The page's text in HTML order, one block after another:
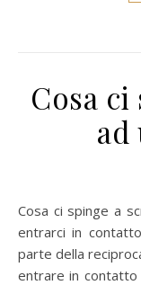
Cosa
ad
Cosa ci spinge a scrivere a qualcuno, a volerlo sentire, ad
entrarci in
parte della
entrare in contatto